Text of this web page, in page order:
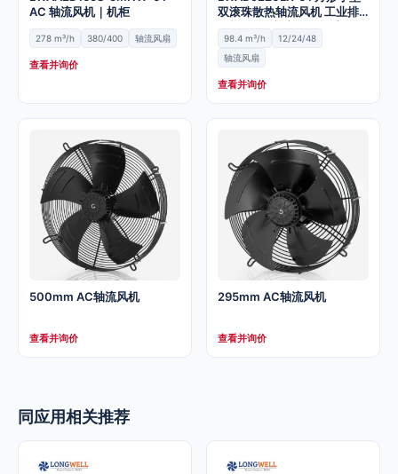
AC 轴流风机｜机柜
278 m³/h 380/400 轴流风扇
查看并询价
双滚珠散热轴流风机 工业排
风机9020交流散 热风扇
98.4 m³/h
12/24/48
轴流风扇
查看并询价
500mm AC轴流风机
查看并询价
295mm AC轴流风机
查看并询价
同应用相关推荐